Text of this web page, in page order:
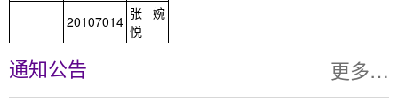
通知公告 更多…
20107014 张婉
悦